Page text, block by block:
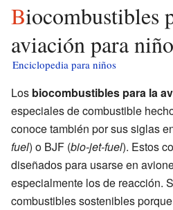
Biocombustibles para la
aviación para
Enciclopedia para niños
Los biocombustibles para la
especiales de combustible
conoce también por sus siglas
fuel) o BJF (bio-jet-fuel). Estos
diseñados para usarse en
especialmente los de reacción.
combustibles sostenibles